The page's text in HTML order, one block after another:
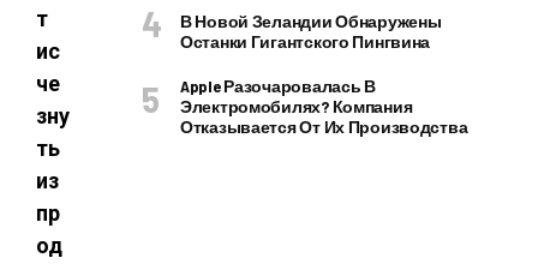
т
ис
че
зну
ть
из
пр
од
В Новой Зеландии Обнаружены
Останки Гигантского Пингвина
Apple Разочаровалась В
Электромобилях? Компания
Отказывается От Их Производства